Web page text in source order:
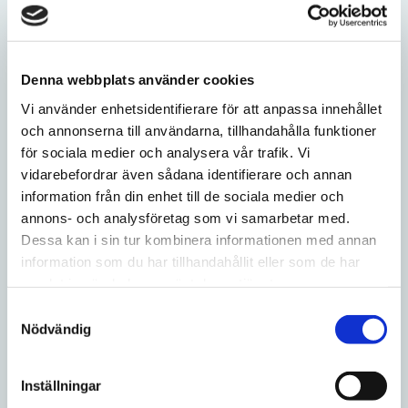
Denna webbplats använder cookies
Vi använder enhetsidentifierare för att anpassa innehållet
och annonserna till användarna, tillhandahålla funktioner
för sociala medier och analysera vår trafik. Vi
vidarebefordrar även sådana identifierare och annan
information från din enhet till de sociala medier och
annons- och analysföretag som vi samarbetar med.
Dessa kan i sin tur kombinera informationen med annan
information som du har tillhandahållit eller som de har
Nödvändig
Inställningar
Prillan Snuskrydda
Enbär 25ml
Lägg till i favoriter
INFO